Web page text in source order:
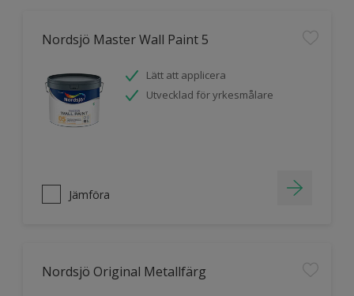
Nordsjö Master Wall Paint 5
Lätt att applicera
Utvecklad för yrkesmålare
Jämföra
Nordsjö Original Metallfärg